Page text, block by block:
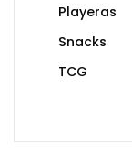
Playeras
Snacks
TCG